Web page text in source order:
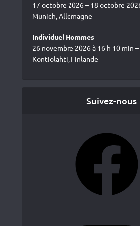
17 octobre 2026 – 18 octobre
Munich, Allemagne
Individuel Hommes
26 novembre 2026 à 16 h 10 min
Kontiolahti, Finlande
Suivez-nous